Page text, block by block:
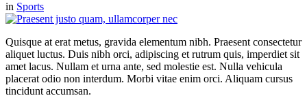
in Sports
Quisque at erat metus, gravida elementum nibh. Praesent consectetur
aliquet luctus. Duis nibh orci, adipiscing et rutrum quis, imperdiet sit
amet lacus. Nullam et urna ante, sed molestie est. Nulla vehicula
placerat odio non interdum. Morbi vitae enim orci. Aliquam cursus
tincidunt accumsan.